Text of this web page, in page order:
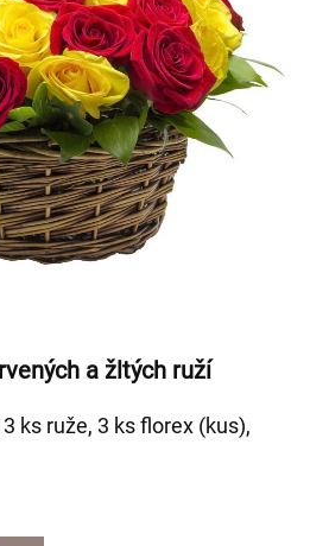
a žltých ruží
ks ruže, 3 ks florex (kus),